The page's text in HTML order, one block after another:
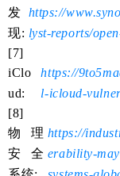
发
现:
https://
lyst-reports/
[7]
iClo
ud:
https://
l-icloud-
[8]
物理
安全
https://
erability-